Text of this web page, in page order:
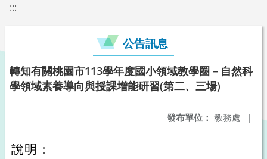
:::
公告訊息
轉知有關桃園市113學年度國小領域教學圈－自然科
學領域素養導向與授課增能研習(第二、三場)
發布單位： 教務處 |
說明：